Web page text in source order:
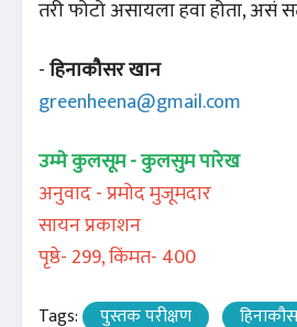
तरी फोटो असायला हवा होता, असं
-हिनाकौसर खान
greenheena@gmail.com
उम्मे कुलसूम - कुलसुम पारेख
अनुवाद - प्रमोद मुजूमदार
सायन प्रकाशन
पृष्ठे- 299, किंमत- 400
Tags: पुस्तक परीक्षण